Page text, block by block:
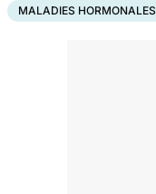
MALADIES HORMONALES